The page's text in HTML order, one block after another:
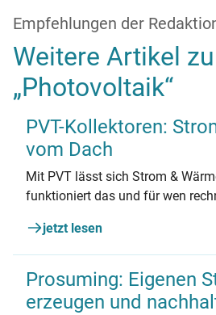
Empfehlungen der
Weitere Artikel
„Photovoltaik“
PVT-Kollektoren:
vom Dach
Mit PVT lässt sich Strom &
funktioniert das und für wen
jetzt lesen
Prosuming: Eigenen
erzeugen und